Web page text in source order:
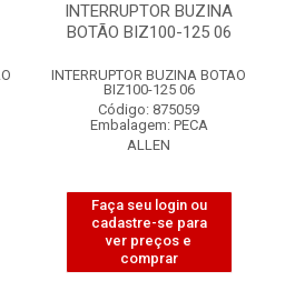
INTERRUPTOR BUZINA
BOTÃO BIZ100-125 06
INTERRUPTOR BUZINA BOTAO
BIZ100-125 06
Código: 875059
Embalagem: PECA
ALLEN
Faça seu login ou
cadastre-se para
ver preços e
comprar